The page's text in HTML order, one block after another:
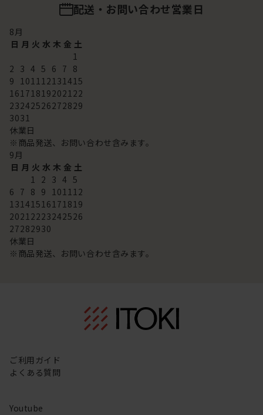
配送・お問い合わせ営業日
8月
日 月 火 水 木 金 土
1
2 3 4 5 6 7 8
9 101112131415
16171819202122
23242526272829
3031
休業日
※商品発送、お問い合わせ含みます。
9月
日 月 火 水 木 金 土
1 2 3 4 5
6 7 8 9 101112
13141516171819
20212223242526
27282930
休業日
※商品発送、お問い合わせ含みます。
ご利用ガイド
よくある質問
Youtube